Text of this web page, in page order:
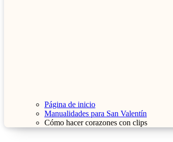
Página de inicio
Manualidades para San Valentín
Cómo hacer corazones con clips